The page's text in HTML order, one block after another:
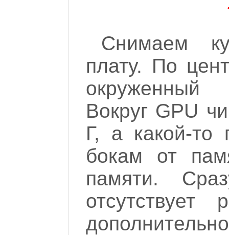
Снимаем
плату. По
окруженный
Вокруг GPU
Г, а какой-
бокам от
памяти.